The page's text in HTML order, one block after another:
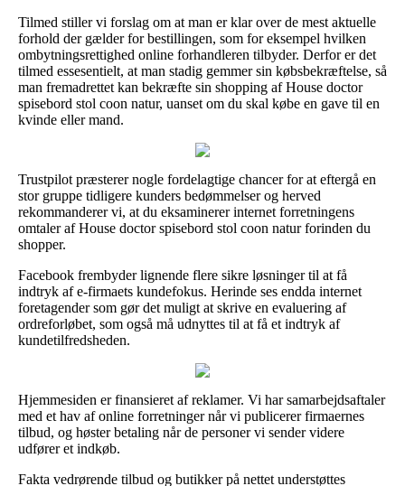
Tilmed stiller vi forslag om at man er klar over de mest aktuelle
forhold der gælder for bestillingen, som for eksempel hvilken
ombytningsrettighed online forhandleren tilbyder. Derfor er det
tilmed essesentielt, at man stadig gemmer sin købsbekræftelse, så
man fremadrettet kan bekræfte sin shopping af House doctor
spisebord stol coon natur, uanset om du skal købe en gave til en
kvinde eller mand.
Trustpilot præsterer nogle fordelagtige chancer for at eftergå en
stor gruppe tidligere kunders bedømmelser og herved
rekommanderer vi, at du eksaminerer internet forretningens
omtaler af House doctor spisebord stol coon natur forinden du
shopper.
Facebook frembyder lignende flere sikre løsninger til at få
indtryk af e-firmaets kundefokus. Herinde ses endda internet
foretagender som gør det muligt at skrive en evaluering af
ordreforløbet, som også må udnyttes til at få et indtryk af
kundetilfredsheden.
Hjemmesiden er finansieret af reklamer. Vi har samarbejdsaftaler
med et hav af online forretninger når vi publicerer firmaernes
tilbud, og høster betaling når de personer vi sender videre
udfører et indkøb.
Fakta vedrørende tilbud og butikker på nettet understøttes